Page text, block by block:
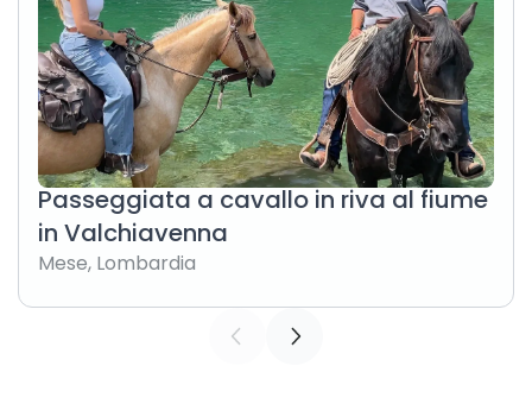
Passeggiata a cavallo in riva al fiume
in Valchiavenna
Mese, Lombardia